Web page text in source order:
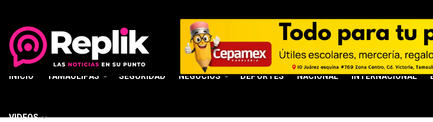
INICIO TAMAULIPAS SEGURIDAD NEGOCIOS DEPORTES NACIONAL INTERNACIONAL
VIDEOS